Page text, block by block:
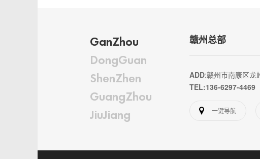
GanZhou
DongGuan
ShenZhen
GuangZhou
JiuJiang
赣州总部
ADD:赣州市南康区龙
TEL:136-6297-4469
一键导航